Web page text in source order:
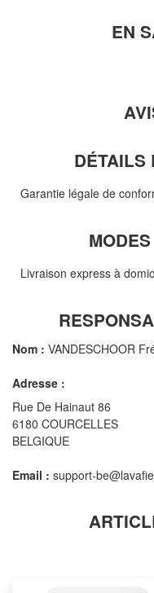
EN
DÉTAILS
Garantie légale de
Livraison express à
Nom : VANDESCHOOR
Adresse :
Rue De Hainaut 86
6180 COURCELLES
BELGIQUE
Email : support-